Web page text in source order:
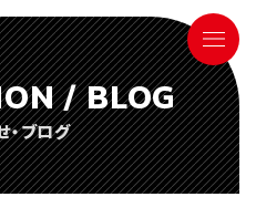
3843
9:00〜18:00
/ BLOG
・ブログ